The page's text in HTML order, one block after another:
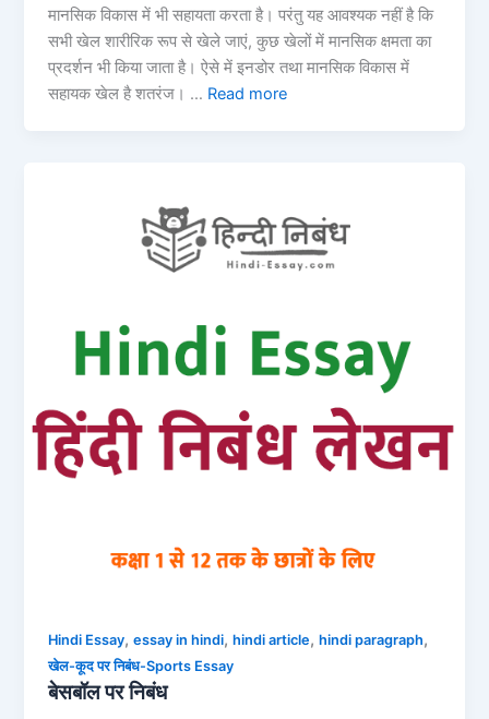
मानसिक विकास में भी सहायता करता है। परंतु यह आवश्यक नहीं है कि
सभी खेल शारीरिक रूप से खेले जाएं, कुछ खेलों में मानसिक क्षमता का
प्रदर्शन भी किया जाता है। ऐसे में इनडोर तथा मानसिक विकास में
सहायक खेल है शतरंज। … Read more
Hindi Essay,essay in hindi,hindi article,hindi paragraph,
खेल-कूद पर निबंध-Sports Essay
बेसबॉल पर निबंध